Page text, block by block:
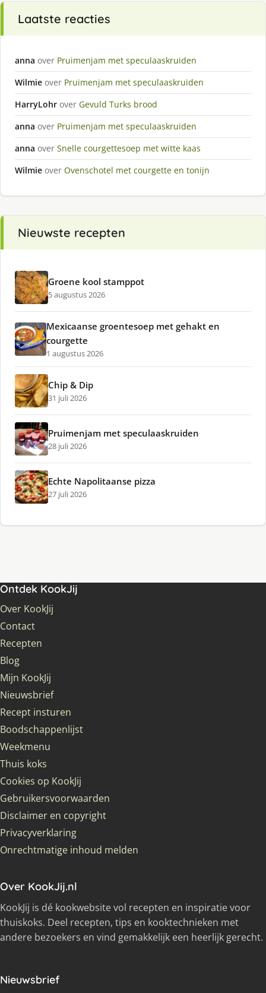
Laatste reacties
anna over Pruimenjam met speculaaskruiden
Wilmie over Pruimenjam met speculaaskruiden
HarryLohr over Gevuld Turks brood
anna over Pruimenjam met speculaaskruiden
anna over Snelle courgettesoep met witte kaas
Wilmie over Ovenschotel met courgette en tonijn
Nieuwste recepten
Groene kool stamppot
5 augustus 2026
Mexicaanse groentesoep met gehakt en
courgette
1 augustus 2026
Chip & Dip
31 juli 2026
Pruimenjam met speculaaskruiden
28 juli 2026
Echte Napolitaanse pizza
27 juli 2026
Ontdek KookJij
Over KookJij
Contact
Recepten
Blog
Mijn KookJij
Nieuwsbrief
Recept insturen
Boodschappenlijst
Weekmenu
Thuis koks
Cookies op KookJij
Gebruikersvoorwaarden
Disclaimer en copyright
Privacyverklaring
Onrechtmatige inhoud melden
Over KookJij.nl
KookJij is dé kookwebsite vol recepten en inspiratie voor
thuiskoks. Deel recepten, tips en kooktechnieken met
andere bezoekers en vind gemakkelijk een heerlijk gerecht.
Nieuwsbrief